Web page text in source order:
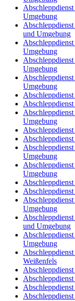
Umgebung
und Umgebung
Umgebung
Umgebung
Umgebung
Umgebung
Umgebung
Umgebung
Umgebung
und Umgebung
Umgebung
Weißenfels